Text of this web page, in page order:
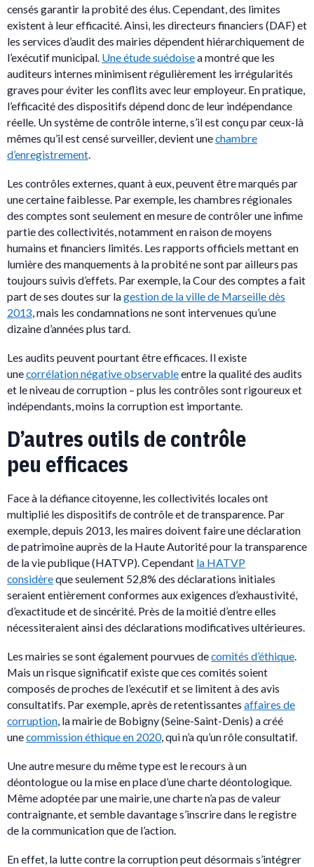
censés garantir la probité des élus. Cependant, des limites
existent à leur efficacité. Ainsi, les directeurs financiers (DAF) et
les services d’audit des mairies dépendent hiérarchiquement de
l’exécutif municipal. Une étude suédoisea montré que les
auditeurs internes minimisent régulièrement les irrégularités
graves pour éviter les conflits avec leur employeur. En pratique,
l’efficacité des dispositifs dépend donc de leur indépendance
réelle. Un système de contrôle interne, s’il est conçu par ceux-là
mêmes qu’il est censé surveiller, devient unechambre
d’enregistrement
Les contrôles externes, quant à eux, peuvent être marqués par
une certaine faiblesse. Par exemple, les chambres régionales
des comptes sont seulement en mesure de contrôler une infime
partie des collectivités, notamment en raison de moyens
humains et financiers limités. Les rapports officiels mettant en
lumière des manquements à la probité ne sont par ailleurs pas
toujours suivis d’effets. Par exemple, la Cour des comptes a fait
part de ses doutes sur lagestion de la ville de Marseille dès
2013 , mais les condamnations ne sont intervenues qu’une
dizaine d’années plus tard.
Les audits peuvent pourtant être efficaces. Il existe
unecorrélation négative observableentre la qualité des audits
et le niveau de corruption – plus les contrôles sont rigoureux et
indépendants, moins la corruption est importante.
D’autres outils de contrôle
peu efficaces
Face à la défiance citoyenne, les collectivités locales ont
multiplié les dispositifs de contrôle et de transparence. Par
exemple, depuis 2013, les maires doivent faire une déclaration
de patrimoine auprès de la Haute Autorité pour la transparence
de la vie publique (HATVP). Cependant la HATVP
considèreque seulement 52,8% des déclarations initiales
seraient entièrement conformes aux exigences d’exhaustivité,
d’exactitude et de sincérité. Près de la moitié d’entre elles
nécessiteraient ainsi des déclarations modificatives ultérieures.
Les mairies se sont également pourvues decomités d’éthique
Mais un risque significatif existe que ces comités soient
composés de proches de l’exécutif et se limitent à des avis
consultatifs. Par exemple, après de retentissantes affaires de
corruption , la mairie de Bobigny (Seine-Saint-Denis) a créé
unecommission éthique en 2020, qui n’a qu’un rôle consultatif.
Une autre mesure du même type est le recours à un
déontologue ou la mise en place d’une charte déontologique.
Même adoptée par une mairie, une charte n’a pas de valeur
contraignante, et semble davantage s’inscrire dans le registre
de la communication que de l’action.
En effet, la lutte contre la corruption peut désormais s’intégrer